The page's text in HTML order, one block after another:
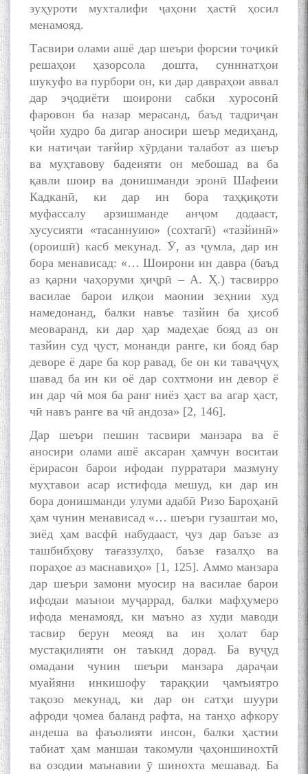
зуҳуроти мухталифи ҷаҳони ҳастӣ ҳосил
менамояд.
Тасвири олами ашё дар шеъри форсии тоҷикӣ
решаҳои ҳазорсола дошта, сунннатҳои
шукуфо ва пурбори он, ки дар давраҳои аввал
дар эҷодиёти шоирони сабки хуросонӣ
фаровон ба назар мерасанд, баъд тадриҷан
ҷойи худро ба дигар аносири шеър медиҳанд,
ки натиҷаи тағйир хӯрдани талабот аз шеър
ва муҳтавову бадеияти он мебошад ва ба
қавли шоир ва донишманди эронӣ Шафеии
Кадканӣ, ки дар ин бора таҳқиқоти
муфассалу арзишманде анҷом додааст,
хусусияти «тасаннуию» (сохтагӣ) «тазйинӣ»
(ороишӣ) касб мекунад. Ӯ, аз ҷумла, дар ин
бора менависад: «… Шоирони ин давра (баъд
аз қарни чаҳоруми ҳиҷрӣ – А. Ҳ.) тасвирро
василае барои илқои маонии зеҳнии худ
намедонанд, балки навъе тазйин ба ҳисоб
меоваранд, ки дар ҳар мадеҳае бояд аз он
тазйин суд ҷуст, монанди ранге, ки бояд бар
деворе ё даре ба кор равад, бе он ки таваҷҷуҳ
шавад ба ин ки оё дар сохтмони ин девор ё
ин дар чӣ моя ба ранг ниёз ҳаст ва агар ҳаст,
чӣ навъ ранге ва чӣ андоза» [2, 146].
Дар шеъри пешин тасвири манзара ва ё
аносири олами ашё аксаран ҳамчун воситаи
ёрирасон барои ифодаи пурратари мазмуну
муҳтавои асар истифода мешуд, ки дар ин
бора донишманди улуми адабӣ Ризо Бароҳанӣ
ҳам чунин менависад «… шеъри гузаштаи мо,
зиёд ҳам васфӣ набудааст, ҷуз дар баъзе аз
ташбибҳову тағаззулҳо, баъзе ғазалҳо ва
пораҳое аз маснавиҳо» [1, 125]. Аммо манзара
дар шеъри замони муосир на василае барои
ифодаи маънои муҷаррад, балки мафҳумеро
ифода менамояд, ки маъно аз худи маводи
тасвир берун меояд ва ин ҳолат бар
мустақилияти он таъкид дорад. Ба вуҷуд
омадани чунин шеъри манзара дараҷаи
муайяни инкишофу тараққии ҷамъиятро
тақозо мекунад, ки дар он сатҳи шуури
афроди ҷомеа баланд рафта, на танҳо афкору
андеша ва фаъолияти инсон, балки ҳастии
табиат ҳам маншаи такомули ҷаҳоншинохтӣ
ва озодии маънавии ӯ шинохта мешавад. Ба